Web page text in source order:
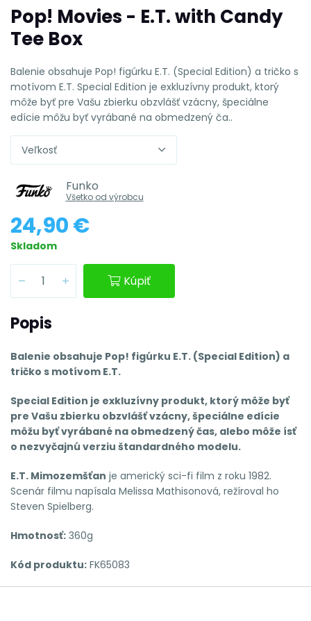
Pop! Movies - E.T. with Candy
Tee Box
Balenie obsahuje Pop! figúrku E.T. (Special Edition) a tričko s
motívom E.T. Special Edition je exkluzívny produkt, ktorý
môže byť pre Vašu zbierku obzvlášť vzácny, špeciálne
edície môžu byť vyrábané na obmedzený ča..
Veľkosť
Funko
Všetko od výrobcu
24,90 €
Skladom
Kúpiť
Popis
Balenie obsahuje Pop! figúrku E.T. (Special Edition) a
tričko s motívom E.T.
Special Edition je exkluzívny produkt, ktorý môže byť
pre Vašu zbierku obzvlášť vzácny, špeciálne edície
môžu byť vyrábané na obmedzený čas, alebo môže ísť
o nezvyčajnú verziu štandardného modelu.
E.T. Mimozemšťan je americký sci-fi film z roku 1982.
Scenár filmu napísala Melissa Mathisonová, režíroval ho
Steven Spielberg.
Hmotnosť: 360g
Kód produktu: FK65083